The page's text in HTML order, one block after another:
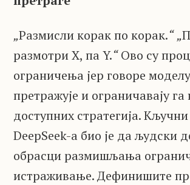
„Размисли корак по корак.“ „
размотри X, па Y.“Ово су
ограничења јер говоре
претражује и ограничавају
доступних стратегија.
DeepSeek-а био је да људски
обрасци размишљања
истраживање. Дефинишите